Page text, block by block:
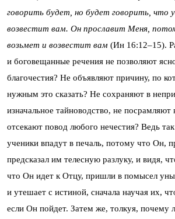
говорить будет, но будет говорить, что
возвестит вам. Он прославит Меня,
возьмет и возвестит вам (Ин 16:12–15).
и боговещанные речения не позволяют
благочестия? Не объявляют причину, по
нужным это сказать? Не сохраняют в
изначальное тайноводство, не посрамляют
отсекают повод любого нечестия? Ведь
ученики впадут в печаль, потому что Он,
предсказал им телесную разлуку, и видя,
что Он идет к Отцу, пришли в помысел
и утешает с истиной, сначала научая их,
если Он пойдет. Затем же, толкуя, почему